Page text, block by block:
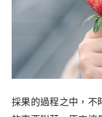
採果的過程之中，不